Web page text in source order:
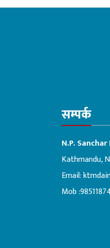
सम्पर्क
N.P.
Kathmandu,
Email:
Mob